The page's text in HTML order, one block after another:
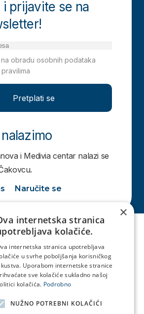
prijavite se na
Pretplati se
na obradu osobnih podataka
i Medivia centar nalazi se
Naručite se
×
internetska stranica
kolačiće.
internetska stranica upotrebljava
u svrhe poboljšanja korisničkog
Uporabom internetske stranice
sve kolačiće sukladno našoj
kolačića. Podrobno
NUŽNO POTREBNI KOLAČIĆI